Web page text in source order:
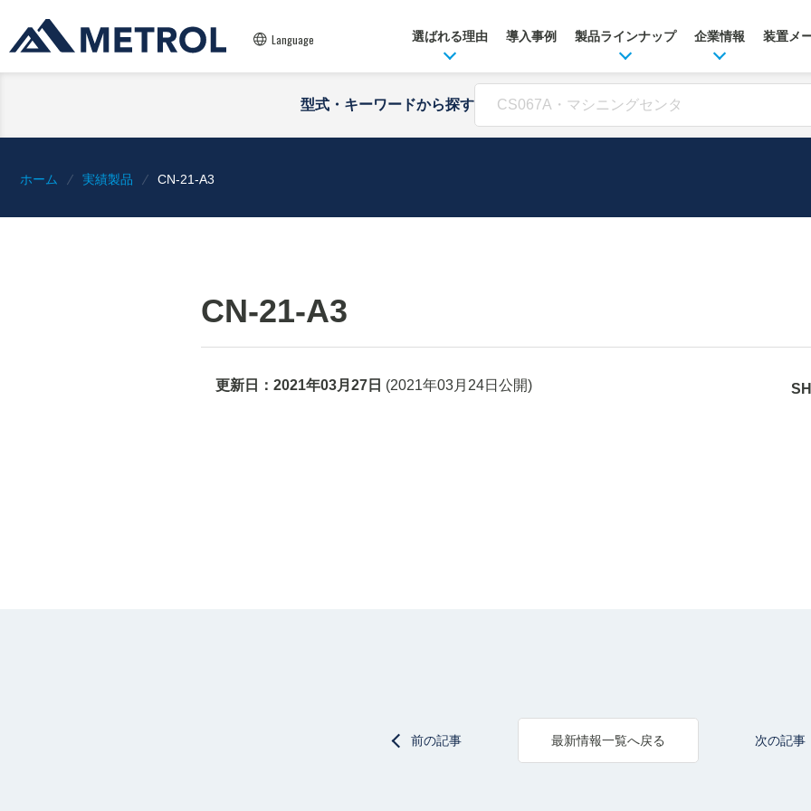
Language 選ばれる理由 導入事例 製品ラインナップ 企業情報 装置メ
型式・キーワードから探す
ホーム 実績製品 CN-21-A3
CN-21-A3
更新日： 2021年03月27日 (2021年03月24日 公開)
前の記事 最新情報一覧へ戻る 次の記事